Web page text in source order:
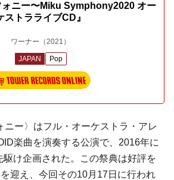
ォニー〜Miku Symphony2020 オー
ストラライブCD』
ワーナー （2021）
JAPAN Pop
ニー〉はフル・オーケストラ・アレ
楽曲を演奏する公演で、2016年に
け企画された。この祭典は好評を
迎え、今回その10月17日に行われ